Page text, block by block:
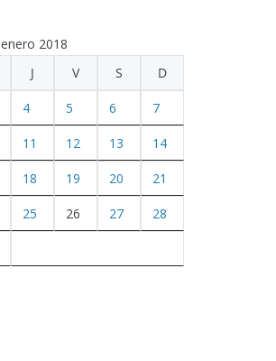
enero 2018
J V S D
4 5 6 7
11 12 13 14
18 19 20 21
25 26 27 28